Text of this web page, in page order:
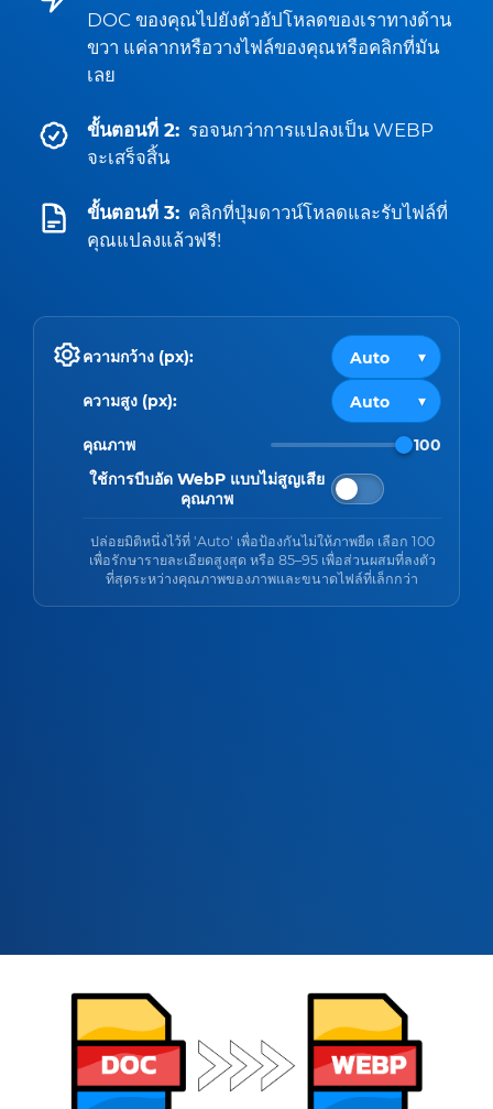
DOC ของคุณไปยังตัวอัปโหลดของเราทางด้าน
ขวา แค่ลากหรือวางไฟล์ของคุณหรือคลิกที่มัน
เลย
ขั้นตอนที่ 2: รอจนกว่าการแปลงเป็น WEBP
จะเสร็จสิ้น
ขั้นตอนที่ 3: คลิกที่ปุ่มดาวน์โหลดและรับไฟล์ที่
คุณแปลงแล้วฟรี!
ความกว้าง (px):
ความสูง (px):
คุณภาพ
100
ใช้การบีบอัด WebP แบบไม่สูญเสีย
คุณภาพ
ปล่อยมิติหนึ่งไว้ที่ 'Auto' เพื่อป้องกันไม่ให้ภาพยืด เลือก 100
เพื่อรักษารายละเอียดสูงสุด หรือ 85–95 เพื่อส่วนผสมที่ลงตัว
ที่สุดระหว่างคุณภาพของภาพและขนาดไฟล์ที่เล็กกว่า